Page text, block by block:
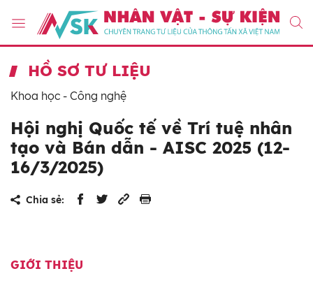
HỒ SƠ TƯ LIỆU
Khoa học - Công nghệ
Hội nghị Quốc tế về Trí tuệ nhân
tạo và Bán dẫn - AISC 2025 (12-
16/3/2025)
Chia sẻ:
GIỚI THIỆU